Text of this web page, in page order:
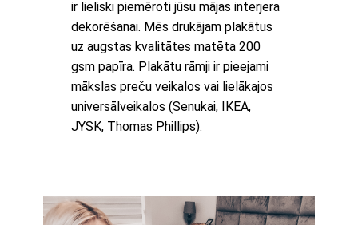
ir lieliski piemēroti jūsu mājas interjera
dekorēšanai. Mēs drukājam plakātus
uz augstas kvalitātes matēta 200
gsm papīra. Plakātu rāmji ir pieejami
mākslas preču veikalos vai lielākajos
universālveikalos (Senukai, IKEA,
JYSK, Thomas Phillips).